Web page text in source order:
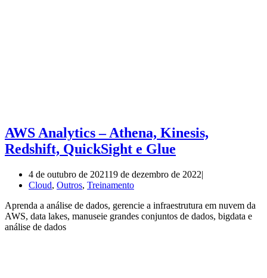
AWS Analytics – Athena, Kinesis,
Redshift, QuickSight e Glue
4 de outubro de 202119 de dezembro de 2022
Cloud, Outros, Treinamento
Aprenda a análise de dados, gerencie a infraestrutura em nuvem da
AWS, data lakes, manuseie grandes conjuntos de dados, bigdata e
análise de dados